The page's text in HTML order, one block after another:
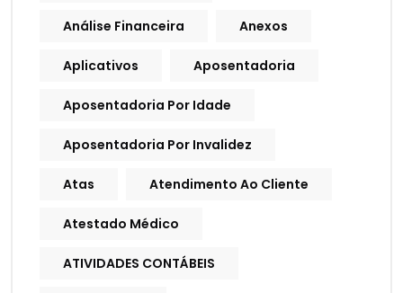
Análise Financeira Anexos
Aplicativos Aposentadoria
Aposentadoria Por Idade
Aposentadoria Por Invalidez
Atas Atendimento Ao Cliente
Atestado Médico
ATIVIDADES CONTÁBEIS